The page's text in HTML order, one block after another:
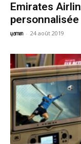
Emirates
yamen - 24 août 2019